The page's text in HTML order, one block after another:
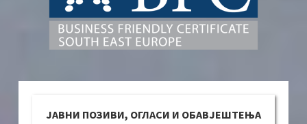
ЈАВНИ ПОЗИВИ, ОГЛАСИ И ОБАВЈЕШТЕЊА